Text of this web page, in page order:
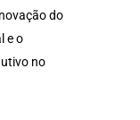
do
e o
no